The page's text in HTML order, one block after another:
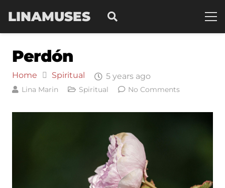
LINAMUSES
Perdón
Home Spiritual 5 years ago
Lina Marin Spiritual No Comments